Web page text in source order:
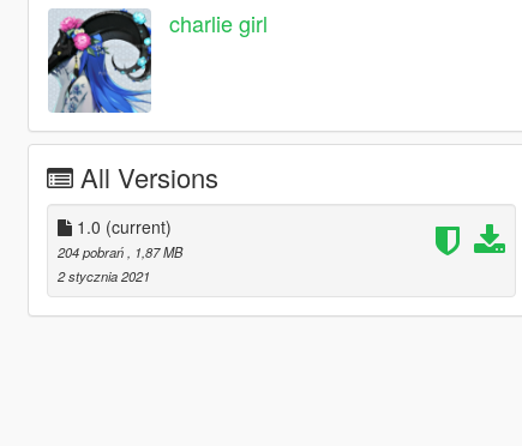
charlie girl
All Versions
1.0 (current)
204 pobrań
, 1,87 MB
2 stycznia 2021